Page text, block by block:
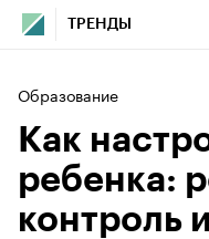
ТРЕНДЫ
Образование
Как
ребенка:
контроль